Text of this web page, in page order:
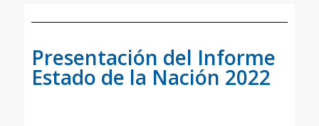
Presentación del Informe
Estado de la Nación 2022